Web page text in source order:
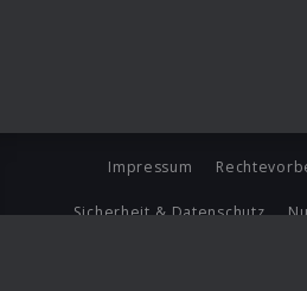
Impressum
Sicherheit & Datenschutz